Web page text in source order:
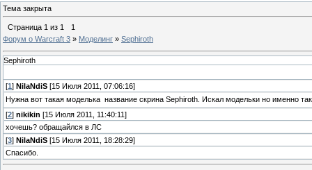
Тема закрыта
Страница 1 из 1
1
Форум о Warcraft 3 » Моделинг » Sephiroth
Sephiroth
[1 ] NilaNdiS [15 Июля 2011, 07:06:16]
Нужна вот такая моделька название скрина Sephiroth. Искал модельки но именно
[2] nikikin [15 Июля 2011, 11:40:11]
хочешь? обращайлся в ЛС
[3] NilaNdiS [15 Июля 2011, 18:28:29]
Спасибо.